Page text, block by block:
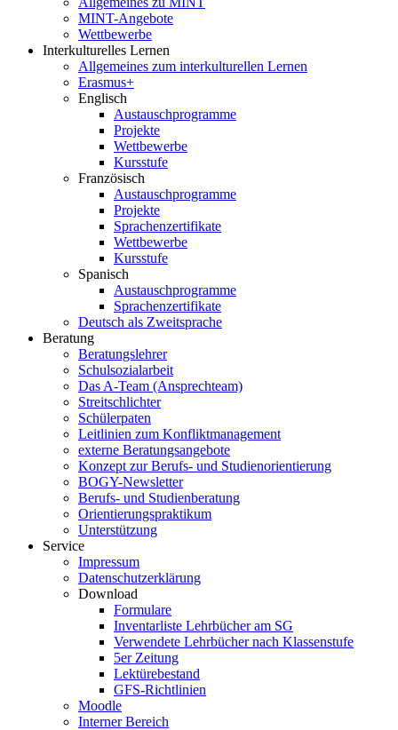
MINT-Angebote
Wettbewerbe
Interkulturelles Lernen
Allgemeines zum interkulturellen Lernen
Erasmus+
Englisch
Austauschprogramme
Projekte
Wettbewerbe
Kursstufe
Französisch
Austauschprogramme
Projekte
Sprachenzertifikate
Wettbewerbe
Kursstufe
Spanisch
Austauschprogramme
Sprachenzertifikate
Deutsch als Zweitsprache
Beratung
Beratungslehrer
Schulsozialarbeit
Das A-Team (Ansprechteam)
Streitschlichter
Schülerpaten
Leitlinien zum Konfliktmanagement
externe Beratungsangebote
Konzept zur Berufs- und Studienorientierung
BOGY-Newsletter
Berufs- und Studienberatung
Orientierungspraktikum
Unterstützung
Service
Impressum
Datenschutzerklärung
Download
Formulare
Inventarliste Lehrbücher am SG
Verwendete Lehrbücher nach Klassenstufe
5er Zeitung
Lektürebestand
GFS-Richtlinien
Moodle
Interner Bereich